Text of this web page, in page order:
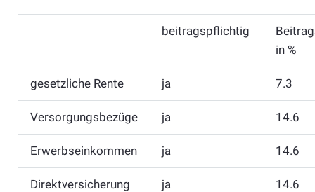
beitragspflichtig
in %
gesetzliche Rente ja 7.3
Versorgungsbezüge ja 14.6
Erwerbseinkommen ja 14.6
Direktversicherung ja 14.6